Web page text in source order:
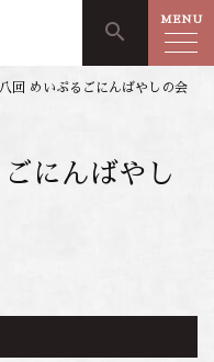
search MENU
回 めいぷるごにんばやしの会
にんばやし